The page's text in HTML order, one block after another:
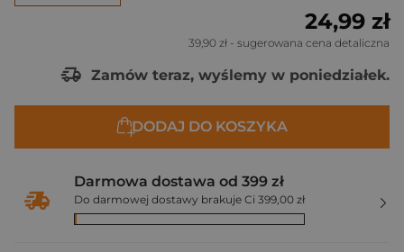
24,99 zł
39,90 zł - sugerowana cena detaliczna
Zamów teraz, wyślemy w poniedziałek.
DODAJ DO KOSZYKA
Darmowa dostawa od 399 zł
Do darmowej dostawy brakuje Ci 399,00 zł